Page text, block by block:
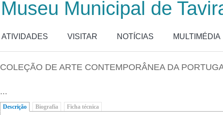
Museu Municipal de
ATIVIDADES VISITAR NOTÍCIAS MULTIMÉDIA
COLEÇÃO DE ARTE CONTEMPORÂNEA DA
...
Descrição (separador ativo)
Biografia Ficha técnica